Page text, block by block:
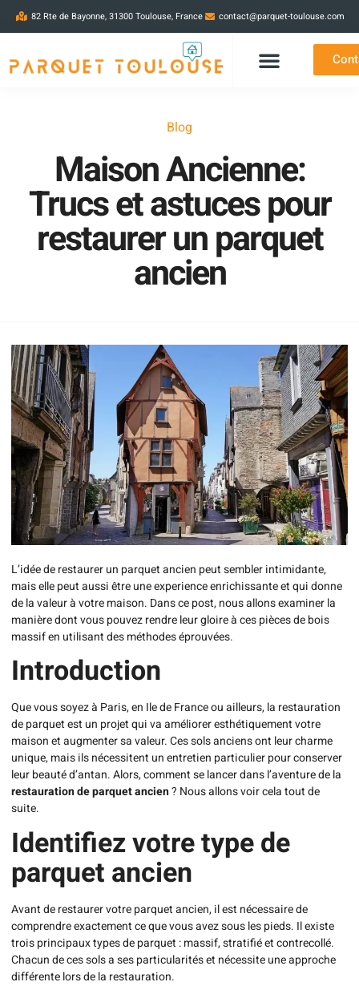
82 Rte de Bayonne, 31300 Toulouse, France contact@parquet-toulouse.com
Blog
Maison Ancienne:
Trucs et astuces pour
restaurer un parquet
ancien
L’idée de restaurer un parquet ancien peut sembler intimidante,
mais elle peut aussi être une experience enrichissante et qui donne
de la valeur à votre maison. Dans ce post, nous allons examiner la
manière dont vous pouvez rendre leur gloire à ces pièces de bois
massif en utilisant des méthodes éprouvées.
Introduction
Que vous soyez à Paris, en Ile de France ou ailleurs, la restauration
de parquet est un projet qui va améliorer esthétiquement votre
maison et augmenter sa valeur. Ces sols anciens ont leur charme
unique, mais ils nécessitent un entretien particulier pour conserver
leur beauté d’antan. Alors, comment se lancer dans l’aventure de la
restauration de parquet ancien? Nous allons voir cela tout de
suite.
Identifiez votre type de
parquet ancien
Avant de restaurer votre parquet ancien, il est nécessaire de
comprendre exactement ce que vous avez sous les pieds. Il existe
trois principaux types de parquet : massif, stratifié et contrecollé.
Chacun de ces sols a ses particularités et nécessite une approche
différente lors de la restauration.